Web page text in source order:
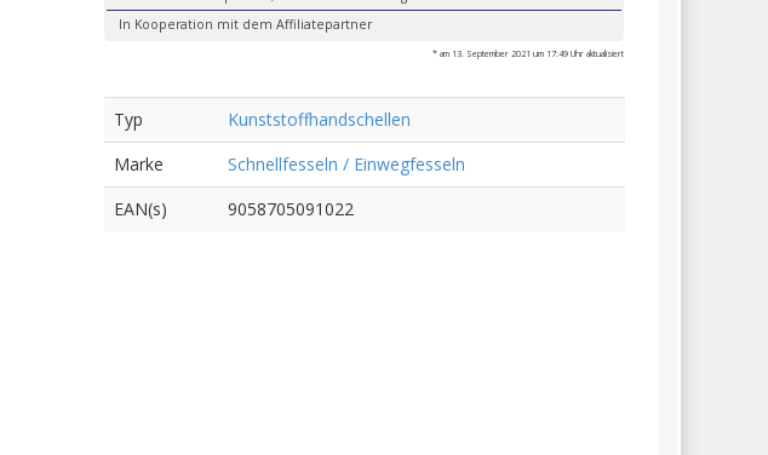
In Kooperation mit dem Affiliatepartner
* am 13. September 2021 um 17:49 Uhr aktualisiert
Typ
Kunststoffhandschellen
Marke
Schnellfesseln / Einwegfesseln
EAN(s)
9058705091022